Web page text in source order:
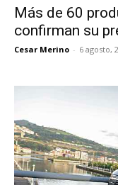
Más de 60
confirman su
Cesar Merino - 6 agosto,